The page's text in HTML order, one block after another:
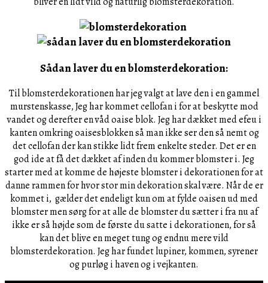
Sådan laver du en blomsterdekoration:
Til blomsterdekorationen har jeg valgt at lave den i en gammel
murstenskasse, Jeg har kommet cellofan i for at beskytte mod
vandet og derefter en våd oaise blok. Jeg har dækket med efeu i
kanten omkring oaisesblokken så man ikke ser den så nemt og
det cellofan der kan stikke lidt frem enkelte steder. Det er en
god ide at få det dækket af inden du kommer blomster i. Jeg
starter med at komme de højeste blomster i dekorationen for at
danne rammen for hvor stor min dekoration skal være. Når de er
kommet i, gælder det endeligt kun om at fylde oaisen ud med
blomster men sørg for at alle de blomster du sætter i fra nu af
ikke er så højde som de første du satte i dekorationen, for så
kan det blive en meget tung og endnu mere vild
blomsterdekoration. Jeg har fundet lupiner, kommen, syrener
og purløg i haven og i vejkanten.